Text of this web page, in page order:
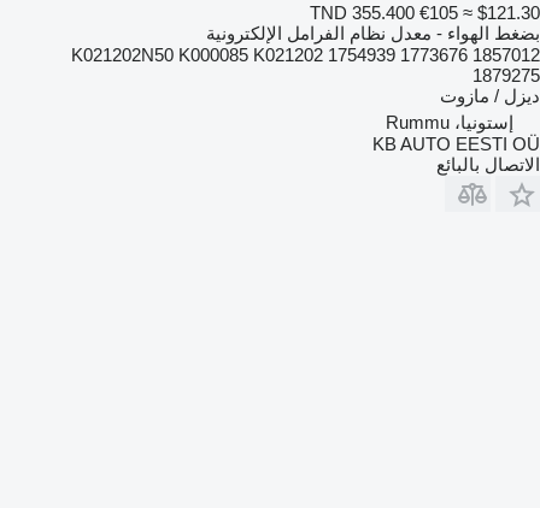
TND 355.400 €105 ≈ $121.30
بضغط الهواء - معدل نظام الفرامل الإلكترونية
K021202N50 K000085 K021202 1754939 1773676 1857012
1879275
ديزل / مازوت
إستونيا، Rummu
KB AUTO EESTI OÜ
الاتصال بالبائع